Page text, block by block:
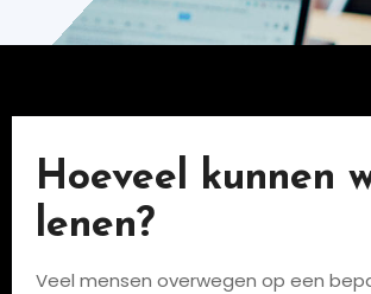
Hoeveel kunnen
lenen?
Veel mensen overwegen op een